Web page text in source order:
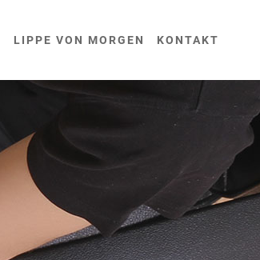
LIPPE VON MORGEN KONTAKT